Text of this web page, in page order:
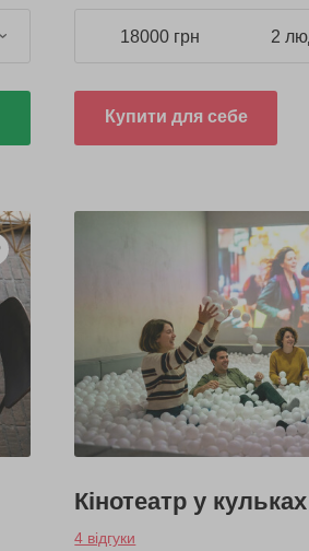
18000 грн 2
Купити для себе
Кінотеатр у кульках
4 відгуки